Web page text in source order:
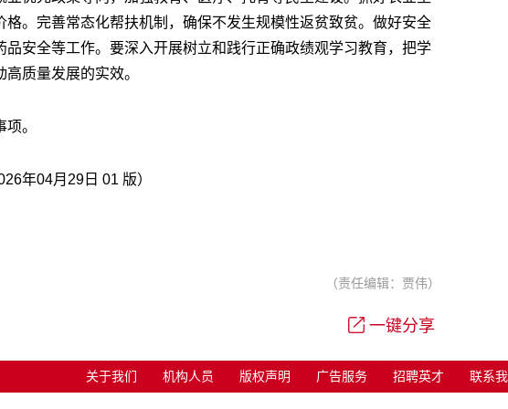
格。完善常态化帮扶机制，确保不发生规模性返贫致贫。做好安全
品安全等工作。要深入开展树立和践行正确政绩观学习教育，把学
质量发展的实效。
。
年04月29日 01 版）
（责任编辑：贾伟）
一键分享
关于我们 机构人员 版权声明 广告服务 招聘英才 联系